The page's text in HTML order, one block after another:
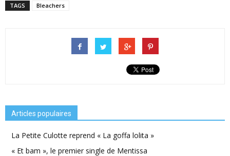
TAGS Bleachers
Articles populaires
La Petite Culotte reprend « La goffa lolita »
« Et bam », le premier single de Mentissa